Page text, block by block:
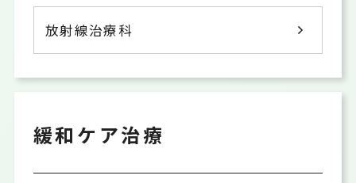
放射線治療科
緩和ケア治療